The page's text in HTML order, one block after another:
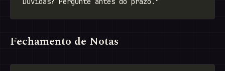
Fechamento de Notas